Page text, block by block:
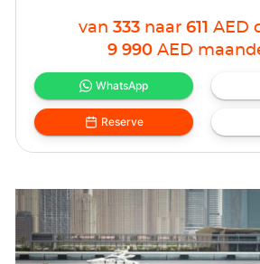
van 333 naar 611 AED
9 990 AED
WhatsApp
Reserve